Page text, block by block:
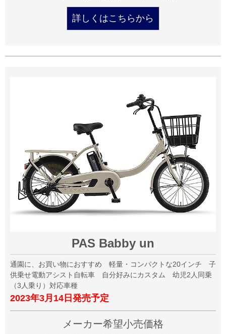
詳しくはこちらから
PAS Babby un
通園に、お買い物におすすめ 軽量・コンパクトな20インチ 子
供乗せ電動アシスト自転車 自分好みにカスタム 幼児2人同乗
（3人乗り）対応車種
2023年3月14日発売予定
メーカー希望小売価格